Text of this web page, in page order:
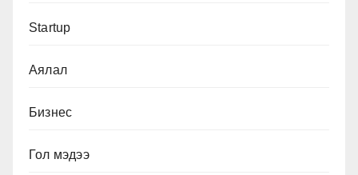
Startup
Аялал
Бизнес
Гол мэдээ